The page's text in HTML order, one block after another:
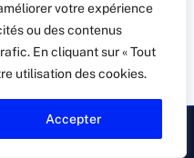
votre expérience
ou des contenus
En cliquant sur « Tout
utilisation des cookies.
Accepter
évolutions des droits et
cas sécurité à Lyon